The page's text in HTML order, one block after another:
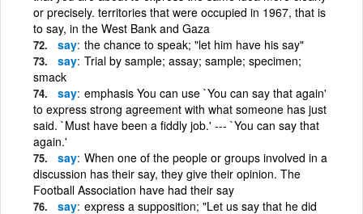
or precisely. territories that were occupied in 1967, that is
to say, in the West Bank and Gaza
say the chance to speak; "let him have his say"
say Trial by sample; assay; sample; specimen;
smack
say emphasis You can use `You can say that again'
to express strong agreement with what someone has just
said. `Must have been a fiddly job.' --- `You can say that
again.'
say When one of the people or groups involved in a
discussion has their say, they give their opinion. The
Football Association have had their say
say express a supposition; "Let us say that he did